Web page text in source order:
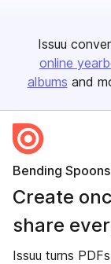
Issuu
online
albums and
Bending Spoons
Create
share
Issuu turns